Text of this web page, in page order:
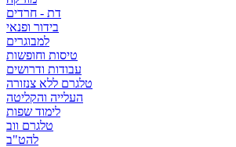
דת - חרדים
בידור ופנאי
למבוגרים
טיסות וחופשות
עבודות ודרושים
טלגרם ללא צנזורה
העלייה והקליטה
לימוד שפות
טלגרם ווב
להט"ב